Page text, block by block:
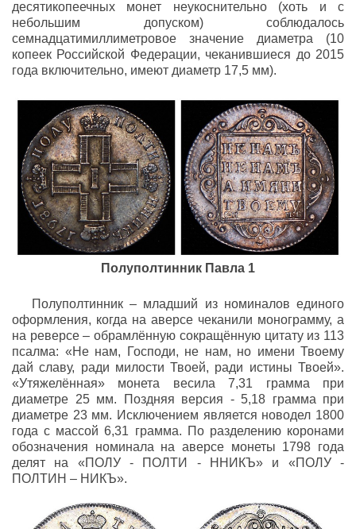
десятикопеечных монет неукоснительно (хоть и с
небольшим допуском) соблюдалось
семнадцатимиллиметровое значение диаметра (10
копеек Российской Федерации, чеканившиеся до 2015
года включительно, имеют диаметр 17,5 мм).
Полуполтинник Павла 1
Полуполтинник – младший из номиналов единого
оформления, когда на аверсе чеканили монограмму, а
на реверсе – обрамлённую сокращённую цитату из 113
псалма: «Не нам, Господи, не нам, но имени Твоему
дай славу, ради милости Твоей, ради истины Твоей».
«Утяжелённая» монета весила 7,31 грамма при
диаметре 25 мм. Поздняя версия - 5,18 грамма при
диаметре 23 мм. Исключением является новодел 1800
года с массой 6,31 грамма. По разделению коронами
обозначения номинала на аверсе монеты 1798 года
делят на «ПОЛУ - ПОЛТИ - ННИКЪ» и «ПОЛУ -
ПОЛТИН – НИКЪ».